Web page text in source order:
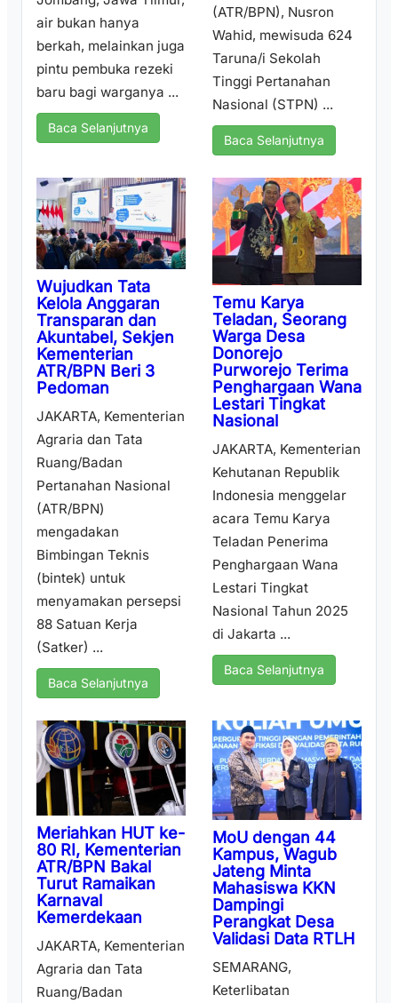
air bukan hanya
berkah, melainkan juga
pintu pembuka rezeki
baru bagi warganya ...
Baca Selanjutnya
(ATR/BPN), Nusron
Wahid, mewisuda 624
Taruna/i Sekolah
Tinggi Pertanahan
Nasional (STPN) ...
Baca Selanjutnya
Wujudkan Tata
Kelola Anggaran
Transparan dan
Akuntabel, Sekjen
Kementerian
ATR/BPN Beri 3
Pedoman
JAKARTA, Kementerian
Agraria dan Tata
Ruang/Badan
Pertanahan Nasional
(ATR/BPN)
mengadakan
Bimbingan Teknis
(bintek) untuk
menyamakan persepsi
88 Satuan Kerja
(Satker) ...
Baca Selanjutnya
Temu Karya
Teladan, Seorang
Warga Desa
Donorejo
Purworejo Terima
Penghargaan Wana
Lestari Tingkat
Nasional
JAKARTA, Kementerian
Kehutanan Republik
Indonesia menggelar
acara Temu Karya
Teladan Penerima
Penghargaan Wana
Lestari Tingkat
Nasional Tahun 2025
di Jakarta ...
Baca Selanjutnya
Meriahkan HUT ke-
80 RI, Kementerian
ATR/BPN Bakal
Turut Ramaikan
Karnaval
Kemerdekaan
JAKARTA, Kementerian
Agraria dan Tata
Ruang/Badan
MoU dengan 44
Kampus, Wagub
Jateng Minta
Mahasiswa KKN
Dampingi
Perangkat Desa
Validasi Data RTLH
SEMARANG,
Keterlibatan